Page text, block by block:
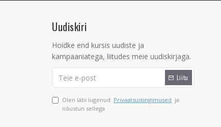
Uudiskiri
Hoidke end kursis uudiste ja
kampaaniatega, liitudes meie uudiskirjaga.
Liitu
Olen läbi lugenud Privaatsustingimused ja
nõustun sellega